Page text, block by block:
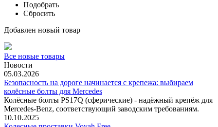
Подобрать
Сбросить
Добавлен новый товар
Все новые товары
Новости
05.03.2026
Безопасность на дороге начинается с крепежа: выбираем
колёсные болты для Mercedes
Колёсные болты PS17Q (сферические) - надёжный крепёж для
Mercedes‑Benz, соответствующий заводским требованиям.
10.10.2025